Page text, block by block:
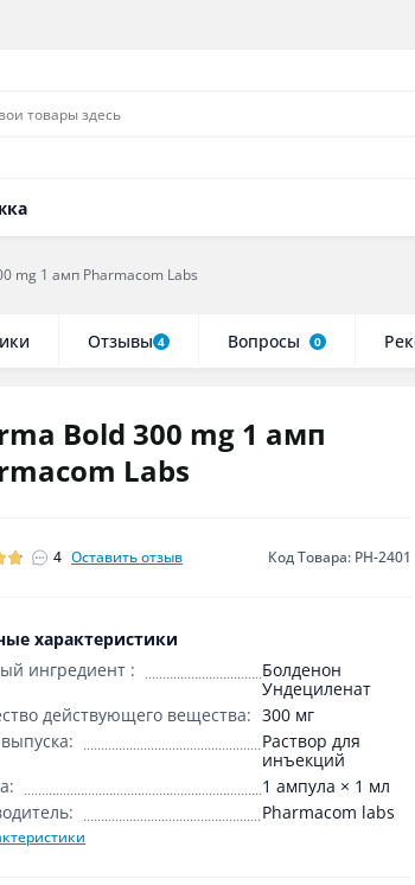
Мастерон Энантат
Тестостерон Пропионат
Тестостерон Ципионат
Курс Станозолол
mg 1 амп Pharmacom Labs
Отзывы 4 Вопросы 0
Bold 300 mg 1 амп
Labs
4 Оставить отзыв Код Товара: PH-2401
характеристики
ингредиент :
Болденон
Ундециленат
действующего вещества: 300 мг
Раствор для
инъекций
1 ампула × 1 мл
Pharmacom labs